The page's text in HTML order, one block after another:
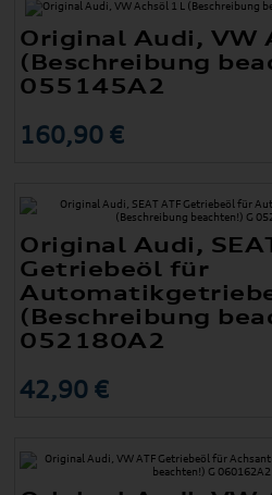
Original Audi, VW
(Beschreibung
055145A2
160,90 €
Original Audi,
Getriebeöl für
(Beschreibung
052180A2
42,90 €